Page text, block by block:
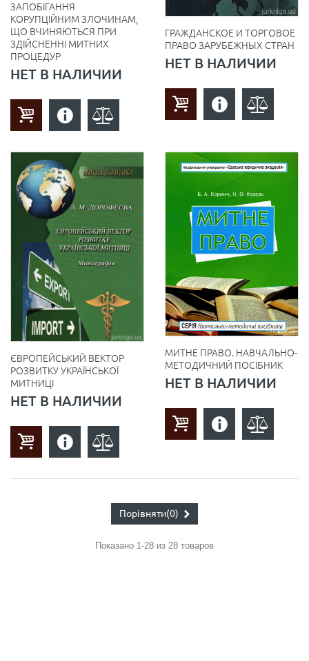
ЗАПОБІГАННЯ
КОРУПЦІЙНИМ ЗЛОЧИНАМ,
ЩО ВЧИНЯЮТЬСЯ ПРИ
ЗДІЙСНЕННІ МИТНИХ
ПРОЦЕДУР
НЕТ В НАЛИЧИИ
ГРАЖДАНСКОЕ И ТОРГОВОЕ
ПРАВО ЗАРУБЕЖНЫХ СТРАН
НЕТ В НАЛИЧИИ
ЄВРОПЕЙСЬКИЙ ВЕКТОР
РОЗВИТКУ УКРАЇНСЬКОЇ
МИТНИЦІ
НЕТ В НАЛИЧИИ
МИТНЕ ПРАВО. НАВЧАЛЬНО-
МЕТОДИЧНИЙ ПОСІБНИК
НЕТ В НАЛИЧИИ
Показано 1-28 из 28 товаров
Порівняти(0)